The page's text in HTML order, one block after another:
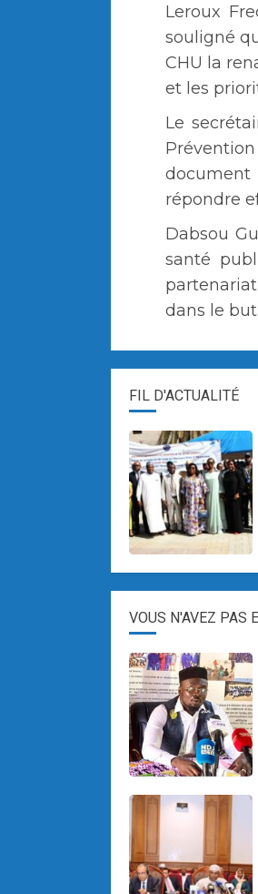
Leroux
souligné
CHU la
et les
Le
répondre
Dabsou
santé
dans le
FIL D'ACTUALITÉ
VOUS N'AVEZ PAS